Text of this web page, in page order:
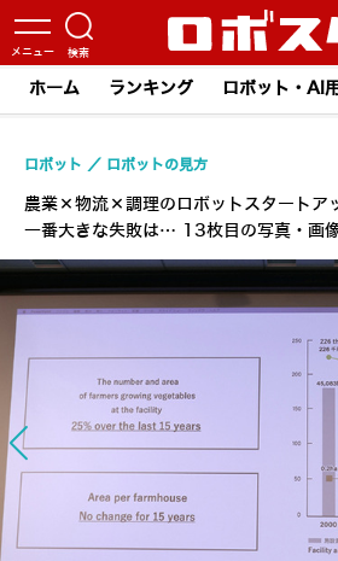
ホーム ランキング ロボット・AI
農業×物流×調理のロボットスタートア
一番大きな失敗は… 13枚目の写真・画
ロボット ロボットの見方